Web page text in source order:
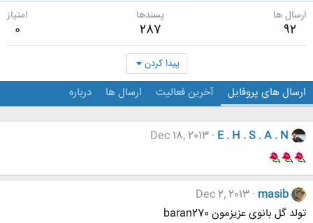
ارسال ها
92
پسندها
287
امتیاز
0
پیدا کردن
ارسال های پروفایل آخرین فعالیت ارسال ها درباره
E . H . S . A . N
Dec 18, 2013
masib
Dec 2, 2013
تولد گل بانوی عزیزمون baran270